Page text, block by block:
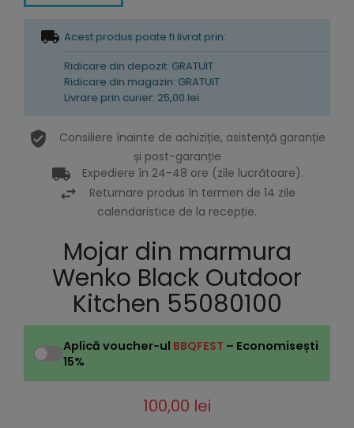
Acest produs poate fi livrat prin:
Ridicare din depozit: GRATUIT
Ridicare din magazin: GRATUIT
Livrare prin curier: 25,00 lei
Consiliere înainte de achiziție, asistență garanție
și post-garanție
Expediere în 24-48 ore (zile lucrătoare).
Returnare produs în termen de 14 zile
calendaristice de la recepție.
Mojar din marmura
Wenko Black Outdoor
Kitchen 55080100
Aplică voucher-ul BBQFEST – Economisești
15%
100,00 lei